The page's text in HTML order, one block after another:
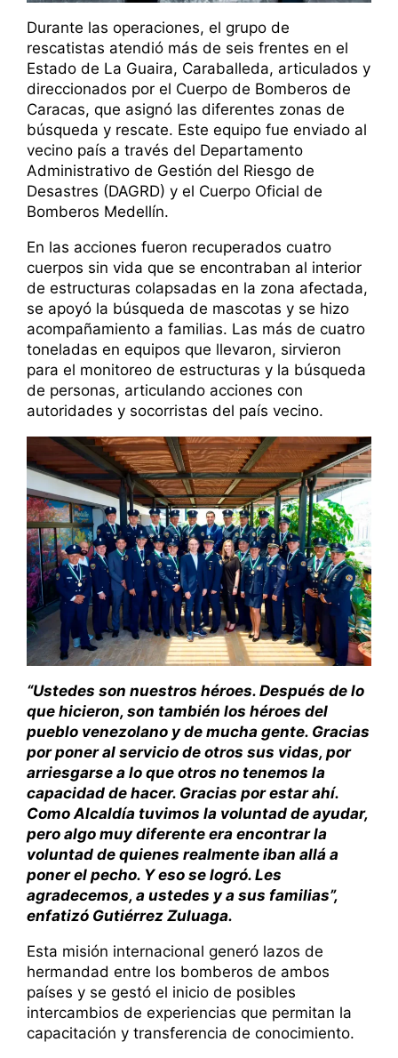
Durante las operaciones, el grupo de
rescatistas atendió más de seis frentes en el
Estado de La Guaira, Caraballeda, articulados y
direccionados por el Cuerpo de Bomberos de
Caracas, que asignó las diferentes zonas de
búsqueda y rescate. Este equipo fue enviado al
vecino país a través del Departamento
Administrativo de Gestión del Riesgo de
Desastres (DAGRD) y el Cuerpo Oficial de
Bomberos Medellín.
En las acciones fueron recuperados cuatro
cuerpos sin vida que se encontraban al interior
de estructuras colapsadas en la zona afectada,
se apoyó la búsqueda de mascotas y se hizo
acompañamiento a familias. Las más de cuatro
toneladas en equipos que llevaron, sirvieron
para el monitoreo de estructuras y la búsqueda
de personas, articulando acciones con
autoridades y socorristas del país vecino.
“Ustedes son nuestros héroes. Después de lo
que hicieron, son también los héroes del
pueblo venezolano y de mucha gente. Gracias
por poner al servicio de otros sus vidas, por
arriesgarse a lo que otros no tenemos la
capacidad de hacer. Gracias por estar ahí.
Como Alcaldía tuvimos la voluntad de ayudar,
pero algo muy diferente era encontrar la
voluntad de quienes realmente iban allá a
poner el pecho. Y eso se logró. Les
agradecemos, a ustedes y a sus familias”,
enfatizó Gutiérrez Zuluaga.
Esta misión internacional generó lazos de
hermandad entre los bomberos de ambos
países y se gestó el inicio de posibles
intercambios de experiencias que permitan la
capacitación y transferencia de conocimiento.